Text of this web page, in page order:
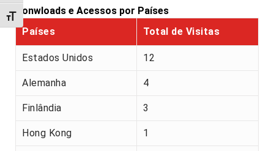
Alternar tamanho da fonte
Donwloads e Acessos por Países
Países
Total de Visitas
Estados Unidos 12
Alemanha 4
Finlândia 3
Hong Kong 1